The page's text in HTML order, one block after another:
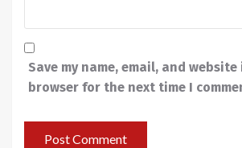
Save my name, email, and
browser for the next time I